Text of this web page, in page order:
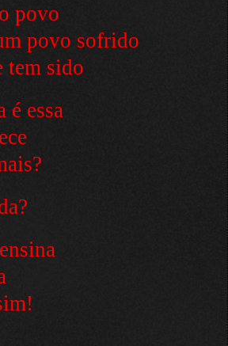
povo
povo sofrido
tem sido
é essa